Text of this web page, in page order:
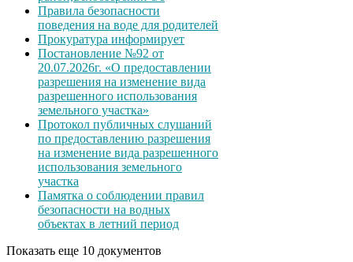
Правила безопасности
поведения на воде для родителей
Прокуратура информирует
Постановление №92 от
20.07.2026г. «О предоставлении
разрешения на изменение вида
разрешенного использования
земельного участка»
Протокол публичных слушаний
по предоставлению разрешения
на изменение вида разрешенного
использования земельного
участка
Памятка о соблюдении правил
безопасности на водных
объектах в летний период
Показать еще 10 документов